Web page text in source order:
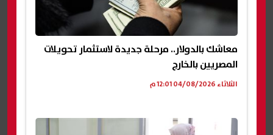
معاشك بالدولار.. مرحلة جديدة لاستثمار تحويلات
المصريين بالخارج
الثلاثاء 04/08/2026 12:01 م